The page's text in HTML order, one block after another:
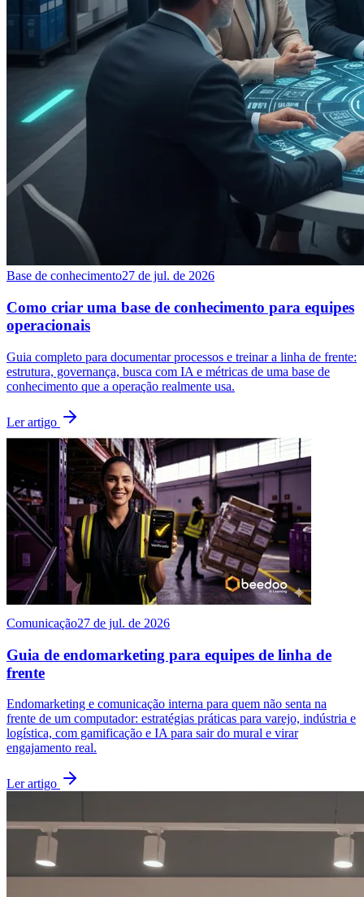
Base de conhecimento27 de jul. de 2026
Como criar uma base de conhecimento para equipes
operacionais
Guia completo para documentar processos e treinar a linha de frente:
estrutura, governança, busca com IA e métricas de uma base de
conhecimento que a operação realmente usa.
Ler artigo
Comunicação27 de jul. de 2026
Guia de endomarketing para equipes de linha de
frente
Endomarketing e comunicação interna para quem não senta na
frente de um computador: estratégias práticas para varejo, indústria e
logística, com gamificação e IA para sair do mural e virar
engajamento real.
Ler artigo